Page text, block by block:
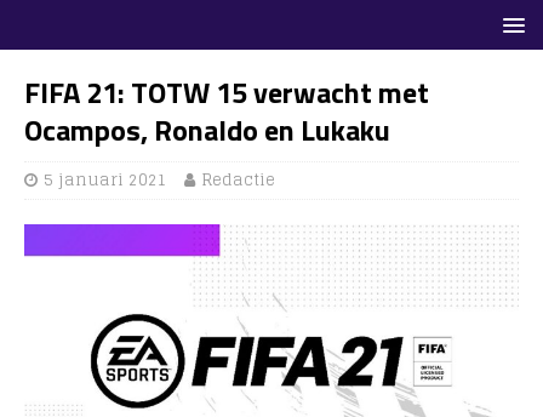
FIFA 21: TOTW 15 verwacht met
Ocampos, Ronaldo en Lukaku
5 januari 2021 Redactie